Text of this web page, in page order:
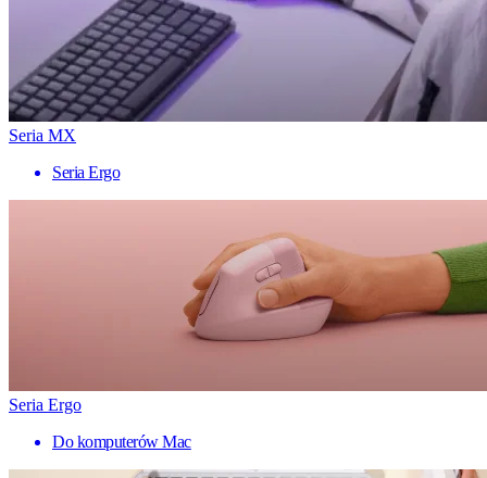
Seria MX
Seria Ergo
Seria Ergo
Do komputerów Mac